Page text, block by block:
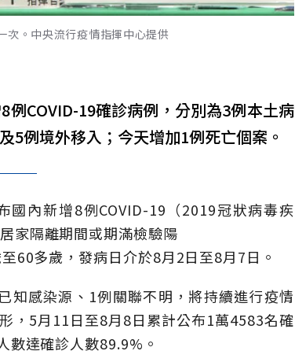
次。中央流行疫情指揮中心提供
COVID-19確診病例，分別為3例本土病
5例境外移入；今天增加1例死亡個案。
內新增8例COVID-19（2019冠狀病毒疾
家隔離期間或期滿檢驗陽
60多歲，發病日介於8月2日至8月7日。
知感染源、1例關聯不明，將持續進行疫情
，5月11日至8月8日累計公布1萬4583名確
數達確診人數89.9%。